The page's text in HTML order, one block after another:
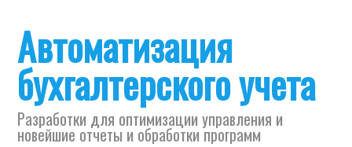
Автоматизация
бухгалтерского учета
Разработки для оптимизации управления и
новейшие отчеты и обработки программ